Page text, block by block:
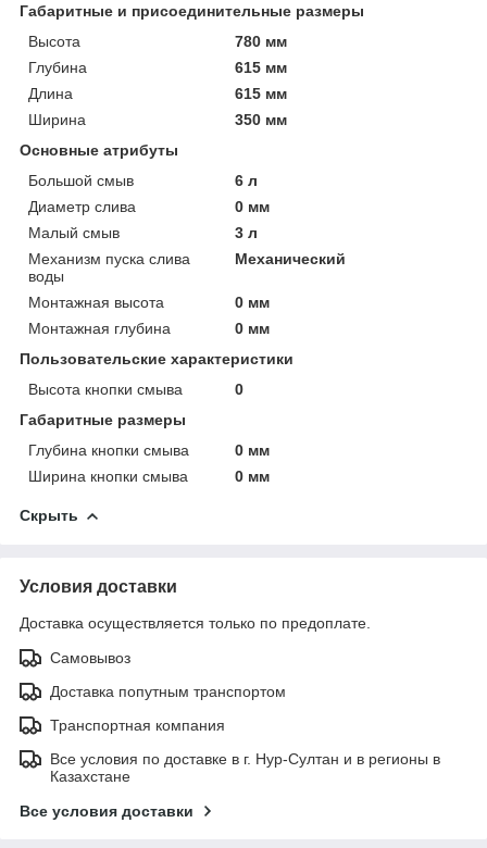
Габаритные и присоединительные размеры
Высота
780 мм
Глубина
615 мм
Длина
615 мм
Ширина
350 мм
Основные атрибуты
Большой смыв
6 л
Диаметр слива
0 мм
Малый смыв
3 л
Механизм пуска слива
воды
Механический
Монтажная высота
0 мм
Монтажная глубина
0 мм
Пользовательские характеристики
Высота кнопки смыва
0
Габаритные размеры
Глубина кнопки смыва
0 мм
Ширина кнопки смыва
0 мм
Скрыть
Условия доставки
Доставка осуществляется только по предоплате.
Самовывоз
Доставка попутным транспортом
Транспортная компания
Все условия по доставке в г. Нур-Султан и в регионы в
Казахстане
Все условия доставки